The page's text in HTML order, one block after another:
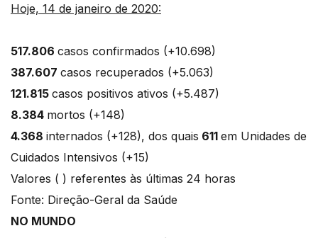
Hoje, 14 de janeiro de 2020:
517.806 casos confirmados (+10.698)
387.607 casos recuperados (+5.063)
121.815 casos positivos ativos (+5.487)
8.384 mortos (+148)
4.368 internados (+128), dos quais 611 em Unidades de
Cuidados Intensivos (+15)
Valores ( ) referentes às últimas 24 horas
Fonte: Direção-Geral da Saúde
NO MUNDO